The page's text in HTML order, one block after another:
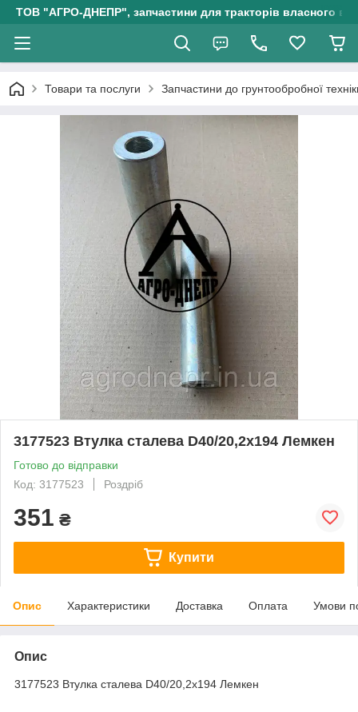
ТОВ "АГРО-ДНЕПР", запчастини для тракторів власного
Товари та послуги Запчастини до грунтообробної
3177523 Втулка сталева D40/20,2x194 Лемкен
Готово до відправки
Код: 3177523
Роздріб
351 ₴
Купити
Опис Характеристики Доставка Оплата Умови
Опис
3177523 Втулка сталева D40/20,2x194 Лемкен